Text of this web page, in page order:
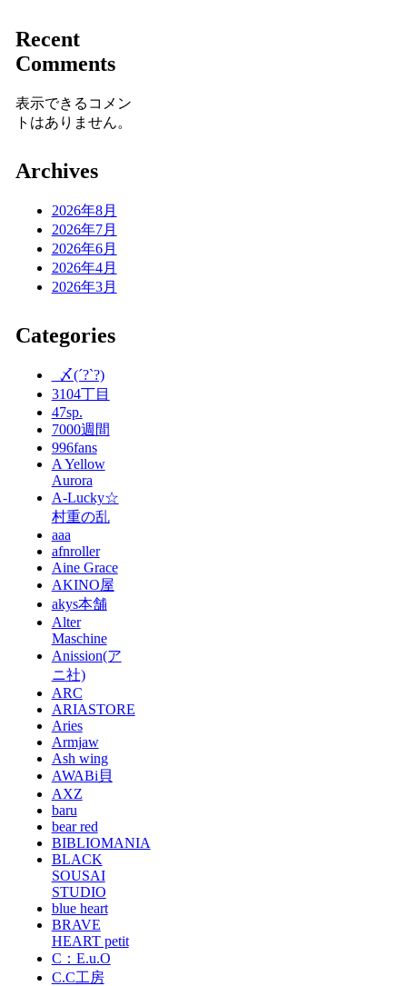
Recent
Comments
表示できるコメン
トはありません。
Archives
2026年8月
2026年7月
2026年6月
2026年4月
2026年3月
Categories
_〆(´?`?)
3104丁目
47sp.
7000週間
996fans
A Yellow
Aurora
A-Lucky☆
村重の乱
aaa
afnroller
Aine Grace
AKINO屋
akys本舗
Alter
Maschine
Anission(ア
ニ社)
ARC
ARIASTORE
Aries
Armjaw
Ash wing
AWABi貝
AXZ
baru
bear red
BIBLIOMANIA
BLACK
SOUSAI
STUDIO
blue heart
BRAVE
HEART petit
C：E.u.O
C.C工房